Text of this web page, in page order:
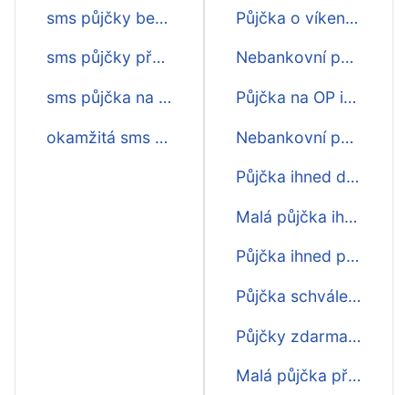
sms půjčky bez doložení příjmu
sms půjčky před výplatou
sms půjčka na op
okamžitá sms půjčka
Půjčka o víkendu ihned na účet
Nebankovní půjčky ihned na ruku
Půjčka na OP ihned
Nebankovní půjčky zdarma ihned
Půjčka ihned dlouhodobá
Malá půjčka ihned
Půjčka ihned první zdarma
Půjčka schválení ihned
Půjčky zdarma ihned
Malá půjčka před výplatou ihned na účet